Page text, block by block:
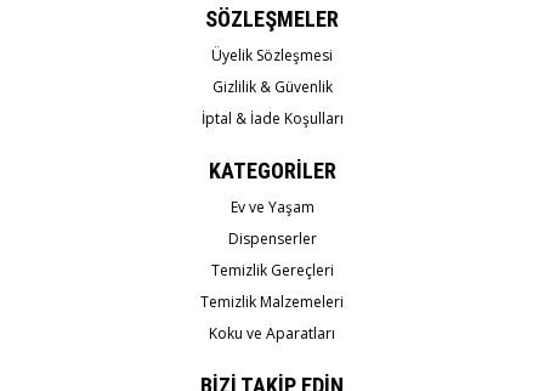
SÖZLEŞMELER
Üyelik Sözleşmesi
Gizlilik & Güvenlik
İptal & İade Koşulları
KATEGORİLER
Ev ve Yaşam
Dispenserler
Temizlik Gereçleri
Temizlik Malzemeleri
Koku ve Aparatları
BİZİ TAKİP EDİN